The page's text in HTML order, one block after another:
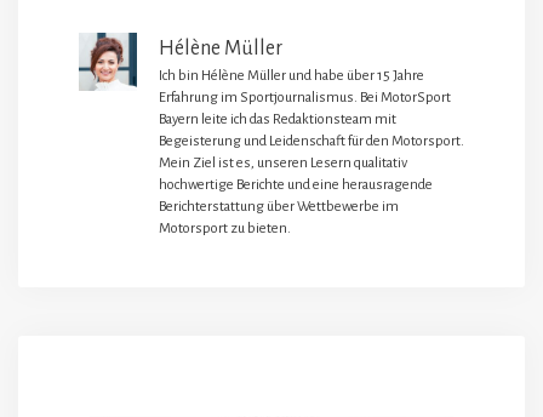
Hélène Müller
Ich bin Hélène Müller und habe über 15 Jahre
Erfahrung im Sportjournalismus. Bei MotorSport
Bayern leite ich das Redaktionsteam mit
Begeisterung und Leidenschaft für den Motorsport.
Mein Ziel ist es, unseren Lesern qualitativ
hochwertige Berichte und eine herausragende
Berichterstattung über Wettbewerbe im
Motorsport zu bieten.